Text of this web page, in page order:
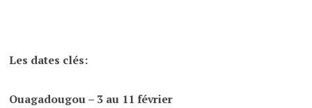
Les dates clés:
Ouagadougou – 3 au 11 février